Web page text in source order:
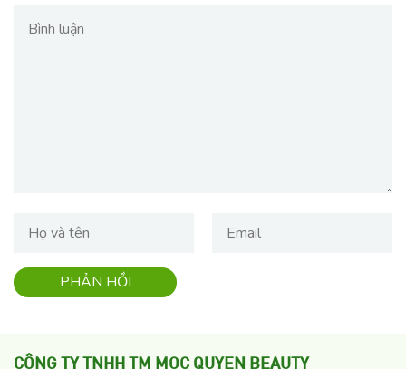
CÔNG TY TNHH TM MOC QUYEN BEAUTY